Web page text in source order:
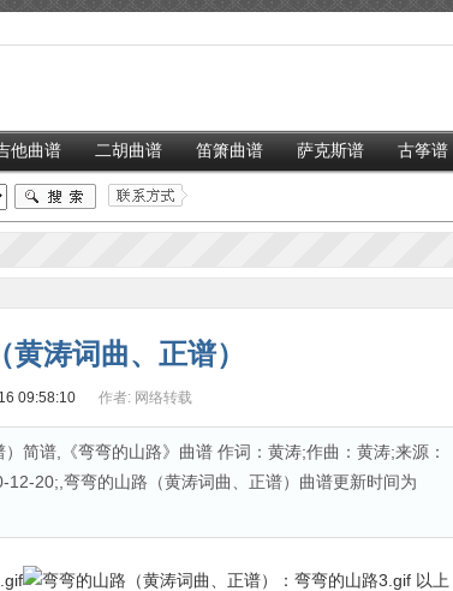
他曲谱 二胡曲谱 笛箫曲谱 萨克斯谱 古筝谱
涛词曲、正谱）
09:58:10 作者: 网络转载
简谱,《弯弯的山路》曲谱 作词：黄涛;作曲：黄涛;来源：
12-20;,弯弯的山路（黄涛词曲、正谱）曲谱更新时间为
以上